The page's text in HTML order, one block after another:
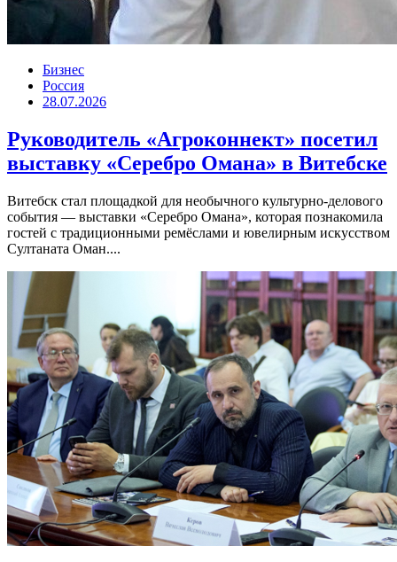
Бизнес
Россия
28.07.2026
Руководитель «Агроконнект» посетил
выставку «Серебро Омана» в Витебске
Витебск стал площадкой для необычного культурно-делового
события — выставки «Серебро Омана», которая познакомила
гостей с традиционными ремёслами и ювелирным искусством
Султаната Оман....